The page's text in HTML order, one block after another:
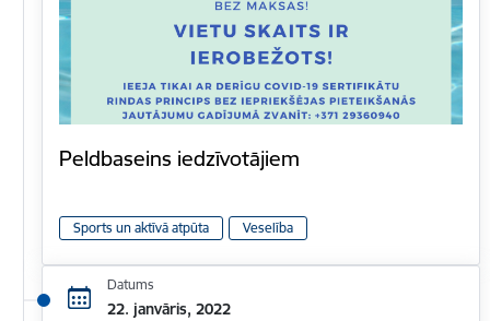
Peldbaseins iedzīvotājiem
Sports un aktīvā atpūta Veselība
Datums
22. janvāris, 2022